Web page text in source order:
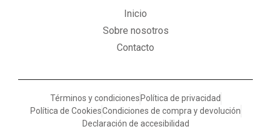
Inicio
Sobre nosotros
Contacto
Términos y condiciones Política de privacidad
Política de CookiesCondiciones de compra y devolución
Declaración de accesibilidad